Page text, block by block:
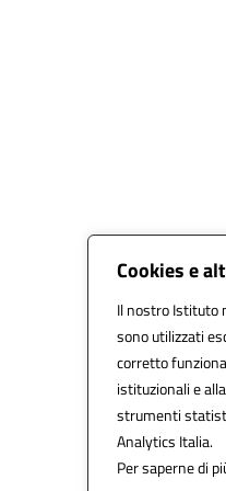
Cookies e
Il nostro Istituto
sono utilizzati
corretto
istituzionali e
strumenti
Analytics Italia.
Per saperne di